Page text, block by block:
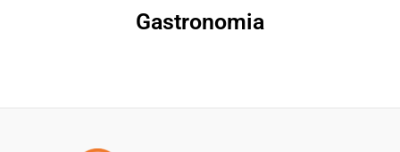
Gastronomia